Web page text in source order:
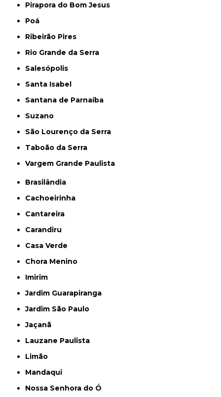
Pirapora do Bom Jesus
Poá
Ribeirão Pires
Rio Grande da Serra
Salesópolis
Santa Isabel
Santana de Parnaíba
Suzano
São Lourenço da Serra
Taboão da Serra
Vargem Grande Paulista
Brasilândia
Cachoeirinha
Cantareira
Carandiru
Casa Verde
Chora Menino
Imirim
Jardim Guarapiranga
Jardim São Paulo
Jaçanã
Lauzane Paulista
Limão
Mandaqui
Nossa Senhora do Ó